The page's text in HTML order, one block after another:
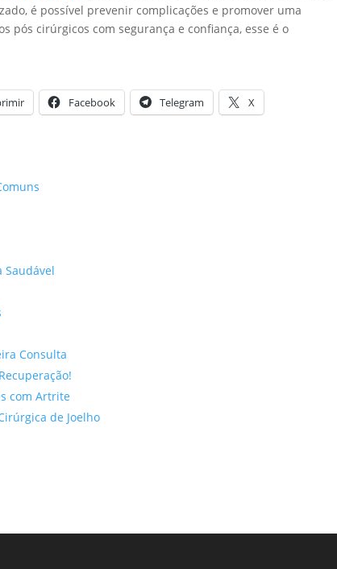
é possível prevenir complicações e promover uma
pós cirúrgicos com segurança e confiança, esse é o
Facebook Telegram X
Saudável
Consulta
com Artrite
de Joelho